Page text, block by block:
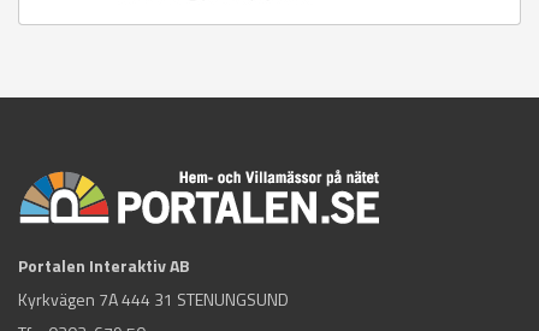
Portalen Interaktiv AB
Kyrkvägen 7A 444 31 STENUNGSUND